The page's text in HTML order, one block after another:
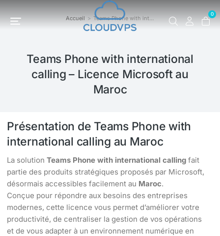
0
Vous êtes ici : Accueil Teams Phone with int…
Teams Phone with international
calling – Licence Microsoft au
Maroc
Présentation de Teams Phone with
international calling au Maroc
La solution Teams Phone with international calling fait
partie des produits stratégiques proposés par Microsoft,
désormais accessibles facilement au Maroc.
Conçue pour répondre aux besoins des entreprises
modernes, cette licence vous permet d’améliorer votre
productivité, de centraliser la gestion de vos opérations
et de vous adapter à un environnement numérique en